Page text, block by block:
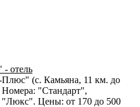
отель
(с. Камьяна, 11 км. до
"Стандарт",
Цены: от 170 до 500